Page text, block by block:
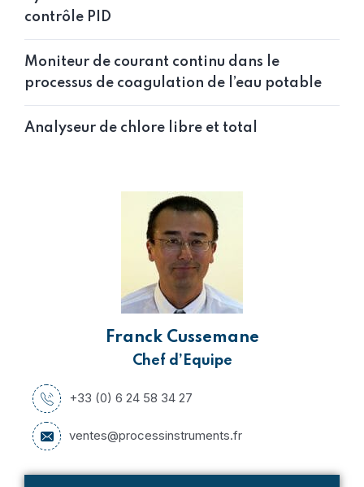
contrôle PID
Moniteur de courant continu dans le
processus de coagulation de l’eau potable
Analyseur de chlore libre et total
Franck Cussemane
Chef d’Equipe
+33 (0) 6 24 58 34 27
ventes@processinstruments.fr